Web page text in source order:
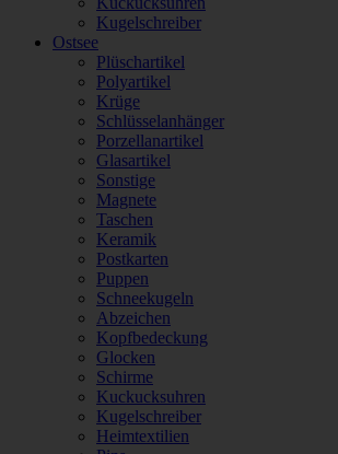
Kugelschreiber
Ostsee
Plüschartikel
Polyartikel
Krüge
Schlüsselanhänger
Porzellanartikel
Glasartikel
Sonstige
Magnete
Taschen
Keramik
Postkarten
Puppen
Schneekugeln
Abzeichen
Kopfbedeckung
Glocken
Schirme
Kuckucksuhren
Kugelschreiber
Heimtextilien